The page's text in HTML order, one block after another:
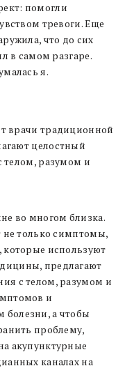
помогли
тревоги. Еще
что до сих
в самом разгаре.
я.
врачи традиционной
целостный
телом, разумом и
во многом близка.
не только симптомы,
используют
предлагают
с телом, разумом и
и
а чтобы
проблему,
акупунктурные
каналах на